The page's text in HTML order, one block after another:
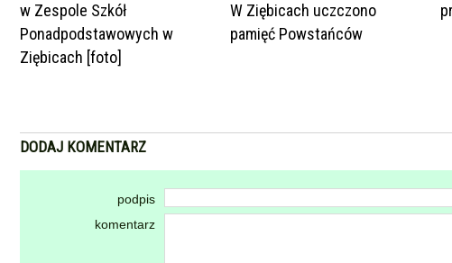
w Zespole Szkół
Ponadpodstawowych w
Ziębicach [foto]
W Ziębicach uczczono
pamięć Powstańców
DODAJ KOMENTARZ
podpis
komentarz